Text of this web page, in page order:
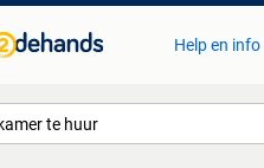
Help en info